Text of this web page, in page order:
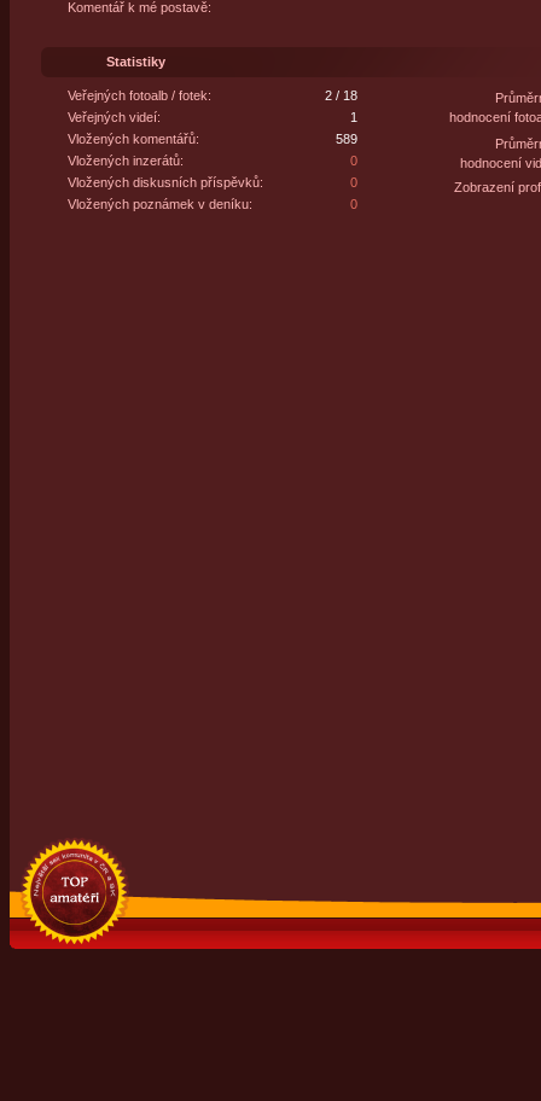
Komentář k mé postavě:
Statistiky
Veřejných fotoalb / fotek:
2 / 18
Veřejných videí:
1
Vložených komentářů:
589
Vložených inzerátů:
0
Vložených diskusních příspěvků:
0
Vložených poznámek v deníku:
0
hodnocení
hodnocení
Zobrazení